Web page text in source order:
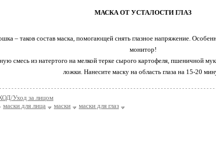
МАСКА ОТ УСТАЛОСТИ ГЛАЗ
– таков состав маска, помогающей снять глазное напряжение.
монитор!
смесь из натертого на мелкой терке сырого картофеля, пшеничной
ложки. Нанесите маску на область глаза на 15-20
Уход за лицом
маски для лица маски маски для глаз